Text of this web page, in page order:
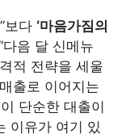
보다 ‘마음가짐의
음 달 신메뉴
적 전략을 세울
출로 이어지는
단순한 대출이
이유가 여기 있